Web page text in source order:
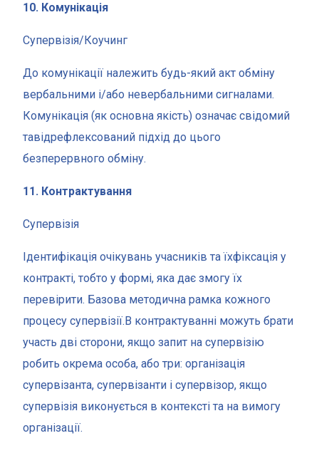
10. Комунікація
Супервізія/Коучинг
До комунікації належить будь-який акт обміну
вербальними і/або невербальними сигналами.
Комунікація (як основна якість) означає свідомий
тавідрефлексований підхід до цього
безперервного обміну.
11. Контрактування
Супервізія
Ідентифікація очікувань учасників та їхфіксація у
контракті, тобто у формі, яка дає змогу їх
перевірити. Базова методична рамка кожного
процесу супервізії.В контрактуванні можуть брати
участь дві сторони, якщо запит на супервізію
робить окрема особа, або три: організація
супервізанта, супервізанти і супервізор, якщо
супервізія виконується в контексті та на вимогу
організації.